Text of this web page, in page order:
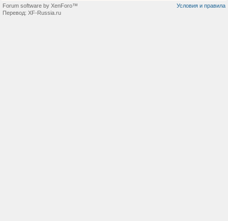
Условия и правила
Forum software by XenForo™
Перевод: XF-Russia.ru